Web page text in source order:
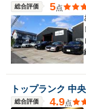
総合評価 5点
トップランク 中央
総合評価 4.9点